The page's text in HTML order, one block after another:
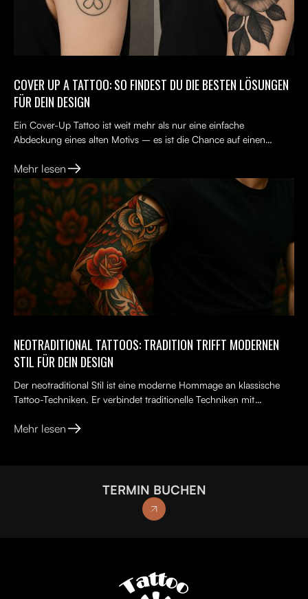
COVER UP A TATTOO: SO FINDEST DU DIE BESTEN LÖSUNGEN
FÜR DEIN DESIGN
Ein Cover-Up Tattoo ist weit mehr als nur eine einfache
Abdeckung eines alten Motivs – es ist die Chance auf einen
Mehr lesen
NEOTRADITIONAL TATTOOS: TRADITION TRIFFT MODERNEN
STIL FÜR DEIN DESIGN
Der neotraditional Stil ist eine moderne Hommage an klassische
Tattoo-Techniken. Er verbindet traditionelle Techniken mit
Mehr lesen
TERMIN BUCHEN